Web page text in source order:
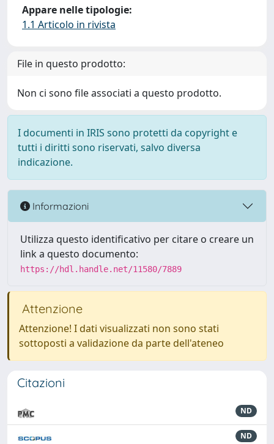
Appare nelle tipologie:
1.1 Articolo in rivista
File in questo prodotto:
Non ci sono file associati a questo prodotto.
I documenti in IRIS sono protetti da copyright e
tutti i diritti sono riservati, salvo diversa
indicazione.
Informazioni
Utilizza questo identificativo per citare o creare un
link a questo documento:
https://hdl.handle.net/11580/7889
Attenzione
Attenzione! I dati visualizzati non sono stati
sottoposti a validazione da parte dell'ateneo
Citazioni
ND
ND